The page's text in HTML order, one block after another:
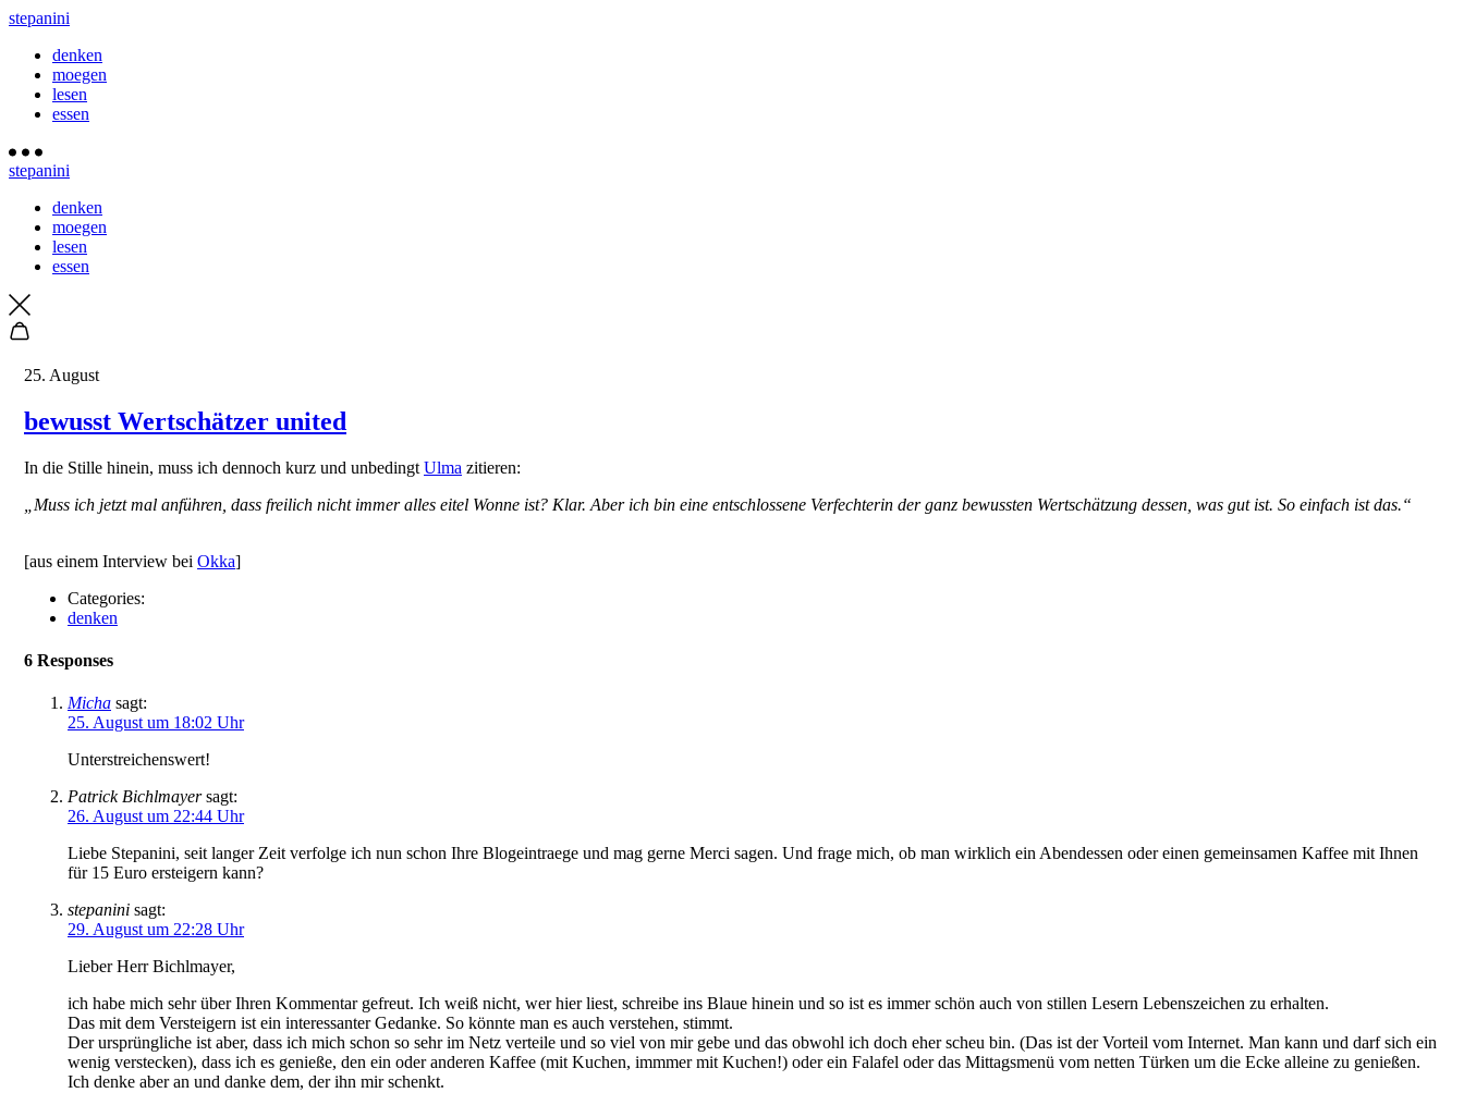
stepanini
denken
moegen
lesen
essen
stepanini
denken
moegen
lesen
essen
25. August
bewusst Wertschätzer united
In die Stille hinein, muss ich dennoch kurz und unbedingt Ulma zitieren:
„Muss ich jetzt mal anführen, dass freilich nicht immer alles eitel Wonne ist? Klar. Aber ich bin eine entschlossene Verfechterin der ganz bewussten Wertschätzung dessen, was gut ist. So einfach ist das.“
[aus einem Interview bei Okka]
Categories:
denken
6 Responses
Micha sagt:
25. August um 18:02 Uhr
Unterstreichenswert!
Patrick Bichlmayer sagt:
26. August um 22:44 Uhr
Liebe Stepanini, seit langer Zeit verfolge ich nun schon Ihre Blogeintraege und mag gerne Merci sagen. Und frage mich, ob man wirklich ein Abendessen oder einen gemeinsamen Kaffee mit Ihnen
für 15 Euro ersteigern kann?
stepanini sagt:
29. August um 22:28 Uhr
Lieber Herr Bichlmayer,
ich habe mich sehr über Ihren Kommentar gefreut. Ich weiß nicht, wer hier liest, schreibe ins Blaue hinein und so ist es immer schön auch von stillen Lesern Lebenszeichen zu erhalten.
Das mit dem Versteigern ist ein interessanter Gedanke. So könnte man es auch verstehen, stimmt.
Der ursprüngliche ist aber, dass ich mich schon so sehr im Netz verteile und so viel von mir gebe und das obwohl ich doch eher scheu bin. (Das ist der Vorteil vom Internet. Man kann und darf sich ein
wenig verstecken), dass ich es genieße, den ein oder anderen Kaffee (mit Kuchen, immmer mit Kuchen!) oder ein Falafel oder das Mittagsmenü vom netten Türken um die Ecke alleine zu genießen.
Ich denke aber an und danke dem, der ihn mir schenkt.